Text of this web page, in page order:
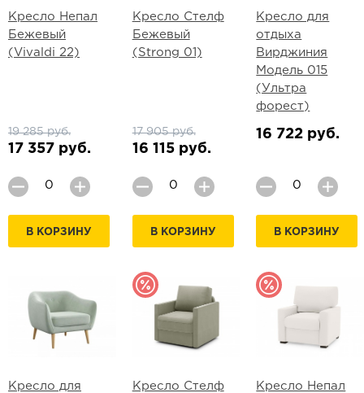
Кресло Непал
Бежевый
(Vivaldi 22)
19 285 руб.
17 357 руб.
В КОРЗИНУ
Кресло Стелф
Бежевый
(Strong 01)
17 905 руб.
16 115 руб.
В КОРЗИНУ
Кресло для
отдыха
Вирджиния
Модель 015
(Ультра
форест)
16 722 руб.
В КОРЗИНУ
Кресло для
Кресло Стелф
Кресло Непал